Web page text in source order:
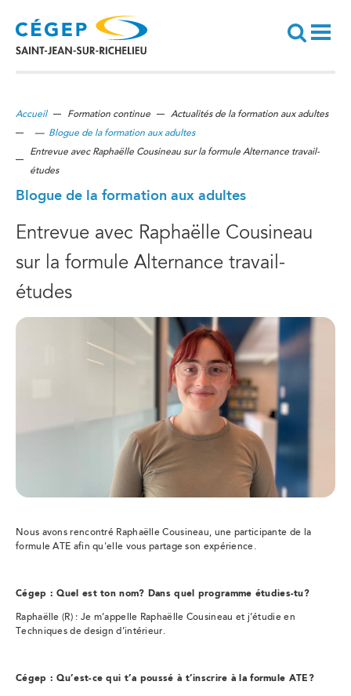
contenu
principal
Recherche
Accueil Formation continue
Actualités de la formation aux adultes
— Blogue de la formation aux adultes
Entrevue avec Raphaëlle Cousineau sur la formule Alternance travail-
études
Blogue de la formation aux adultes
Entrevue avec Raphaëlle Cousineau
sur la formule Alternance travail-
études
Nous avons rencontré Raphaëlle Cousineau, une participante de la
formule ATE afin qu'elle vous partage son expérience.
Cégep : Quel est ton nom? Dans quel programme étudies-tu?
Raphaëlle (R) : Je m’appelle Raphaëlle Cousineau et j’étudie en
Techniques de design d’intérieur.
Cégep : Qu’est-ce qui t’a poussé à t’inscrire à la formule ATE?